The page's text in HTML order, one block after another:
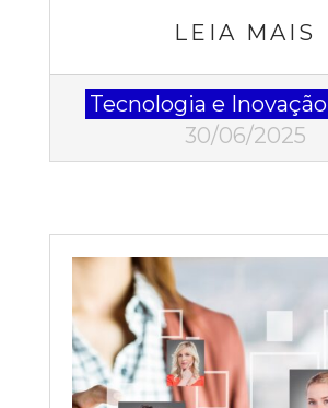
LEIA MAIS
2025-
Tecnologia e Inovação
30/06/2025